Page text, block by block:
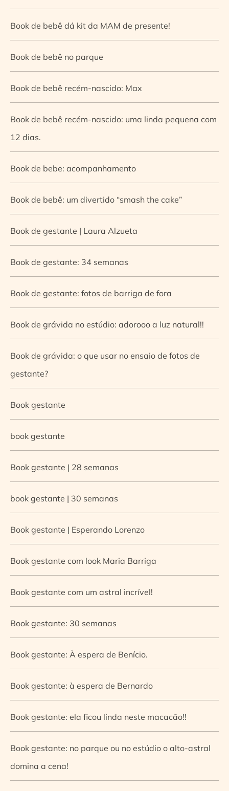
Book de bebê dá kit da MAM de presente!
Book de bebê no parque
Book de bebê recém-nascido: Max
Book de bebê recém-nascido: uma linda pequena com
12 dias.
Book de bebe: acompanhamento
Book de bebê: um divertido “smash the cake”
Book de gestante | Laura Alzueta
Book de gestante: 34 semanas
Book de gestante: fotos de barriga de fora
Book de grávida no estúdio: adorooo a luz natural!!
Book de grávida: o que usar no ensaio de fotos de
gestante?
Book gestante
book gestante
Book gestante | 28 semanas
book gestante | 30 semanas
Book gestante | Esperando Lorenzo
Book gestante com look Maria Barriga
Book gestante com um astral incrível!
Book gestante: 30 semanas
Book gestante: À espera de Benício.
Book gestante: à espera de Bernardo
Book gestante: ela ficou linda neste macacão!!
Book gestante: no parque ou no estúdio o alto-astral
domina a cena!